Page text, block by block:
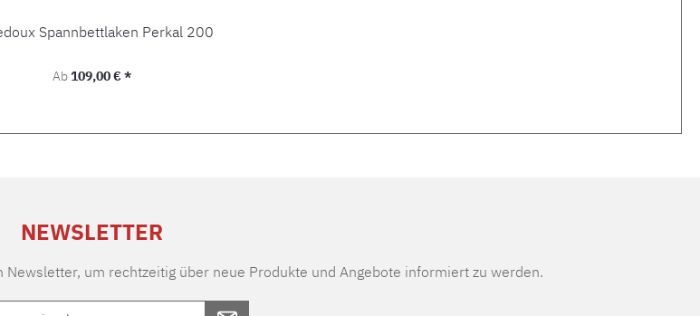
Spannbettlaken Perkal 200
Regulärer Preis:
Ab109,00 € *
NEWSLETTER
um rechtzeitig über neue Produkte und Angebote informiert zu werden.